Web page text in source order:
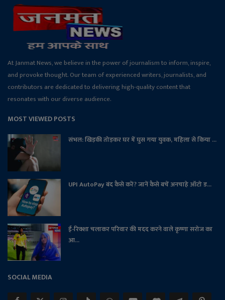
At Janmat News, we believe in the power of journalism to inform, inspire,
and provoke thought. Our team of experienced writers, journalists, and
contributors are dedicated to delivering high-quality content that
resonates with our diverse audience.
MOST VIEWED POSTS
संभल: खिड़की तोड़कर घर में घुस गया युवक, महिला से किया ...
UPI AutoPay बंद कैसे करें? जानें कैसे बचें अनचाहे ऑटो ड...
ई-रिक्शा चलाकर परिवार की मदद करने वाले कृष्णा सरोज का
आ...
SOCIAL MEDIA